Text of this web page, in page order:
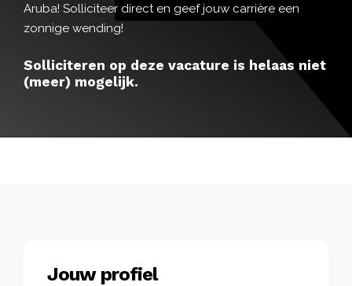
Aruba! Solliciteer direct en geef jouw carrière een
zonnige wending!
Solliciteren op deze vacature is helaas niet
(meer) mogelijk.
Jouw profiel